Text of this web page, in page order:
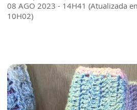
08 AGO 2023 - 14H41 (Atualizada
10H02)